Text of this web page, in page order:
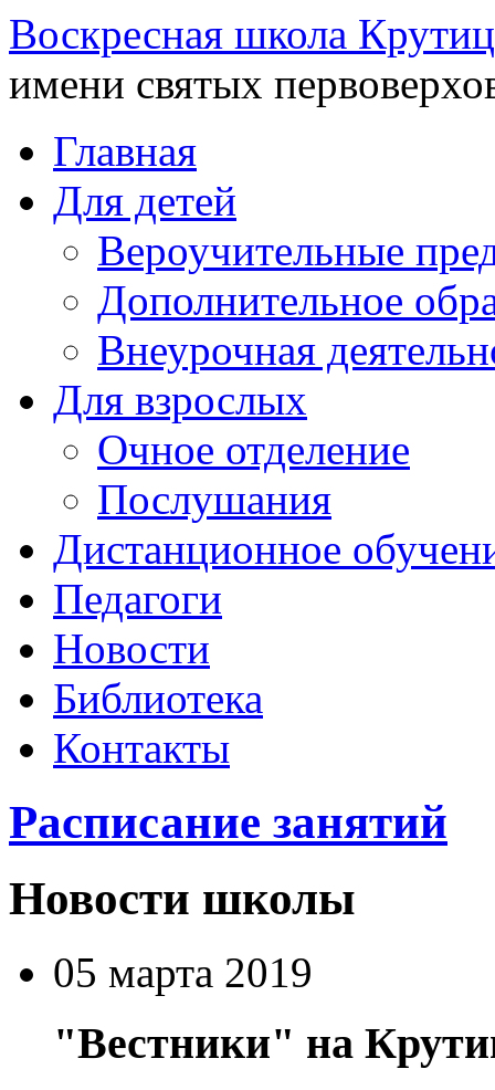
Воскресная школа
имени святых
Главная
Для детей
Вероучительные
Дополнительное
Внеурочная
Для взрослых
Очное отделение
Послушания
Дистанционное
Педагоги
Новости
Библиотека
Контакты
Расписание занятий
Новости школы
05 марта 2019
"Вестники" на